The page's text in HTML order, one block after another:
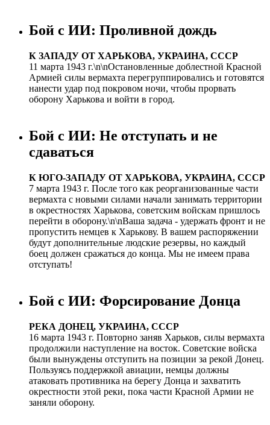
Бой с ИИ: Проливной дождь
К ЗАПАДУ ОТ ХАРЬКОВА, УКРАИНА, СССР
11 марта 1943 г.\n\nОстановленные доблестной Красной
Армией силы вермахта перегруппировались и готовятся
нанести удар под покровом ночи, чтобы прорвать
оборону Харькова и войти в город.
Бой с ИИ: Не отступать и не
сдаваться
К ЮГО-ЗАПАДУ ОТ ХАРЬКОВА, УКРАИНА, СССР
7 марта 1943 г. После того как реорганизованные части
вермахта с новыми силами начали занимать территории
в окрестностях Харькова, советским войскам пришлось
перейти в оборону.\n\nВаша задача - удержать фронт и не
пропустить немцев к Харькову. В вашем распоряжении
будут дополнительные людские резервы, но каждый
боец должен сражаться до конца. Мы не имеем права
отступать!
Бой с ИИ: Форсирование Донца
РЕКА ДОНЕЦ, УКРАИНА, СССР
16 марта 1943 г. Повторно заняв Харьков, силы вермахта
продолжили наступление на восток. Советские войска
были вынуждены отступить на позиции за рекой Донец.
Пользуясь поддержкой авиации, немцы должны
атаковать противника на берегу Донца и захватить
окрестности этой реки, пока части Красной Армии не
заняли оборону.